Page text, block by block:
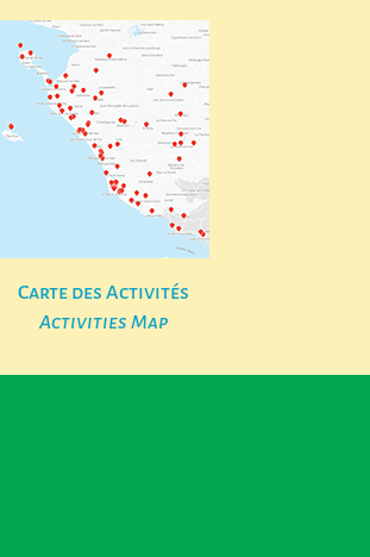
Carte des Activités
Activities Map